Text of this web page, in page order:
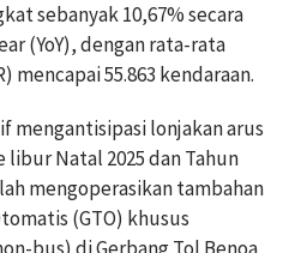
sebanyak 10,67% secara
(YoY), dengan rata-rata
mencapai 55.863 kendaraan.
mengantisipasi lonjakan arus
Natal 2025 dan Tahun
mengoperasikan tambahan
(GTO) khusus